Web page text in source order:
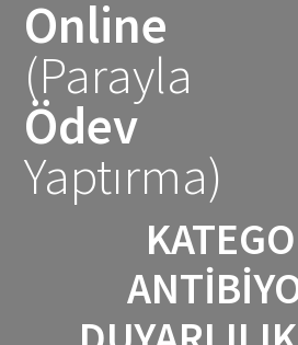
Online
(Parayla
Ödev
Yaptırma)